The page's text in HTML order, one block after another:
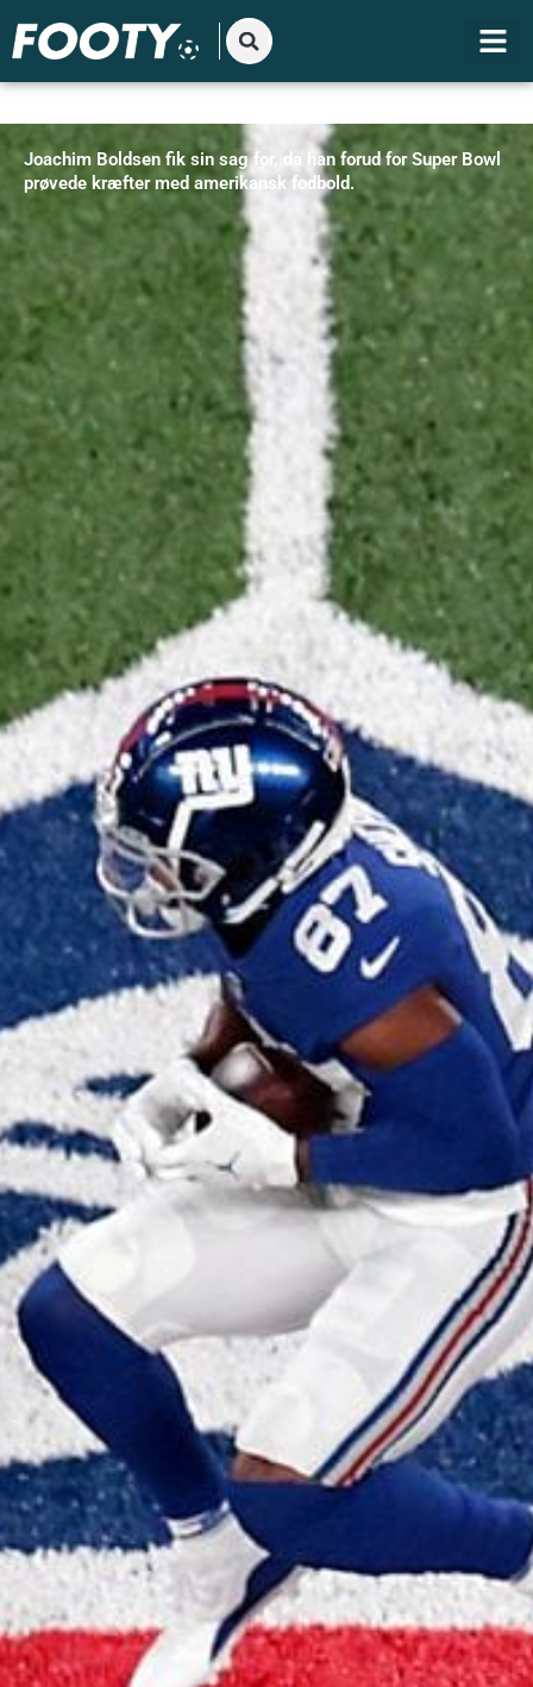
Joachim Boldsen fik sin sag for, da han forud for Super Bowl
prøvede kræfter med amerikansk fodbold.